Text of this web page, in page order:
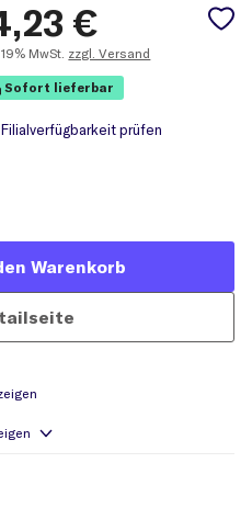
€
19% MwSt. zzgl. Versand
Sofort lieferbar
Filialverfügbarkeit prüfen
Warenkorb